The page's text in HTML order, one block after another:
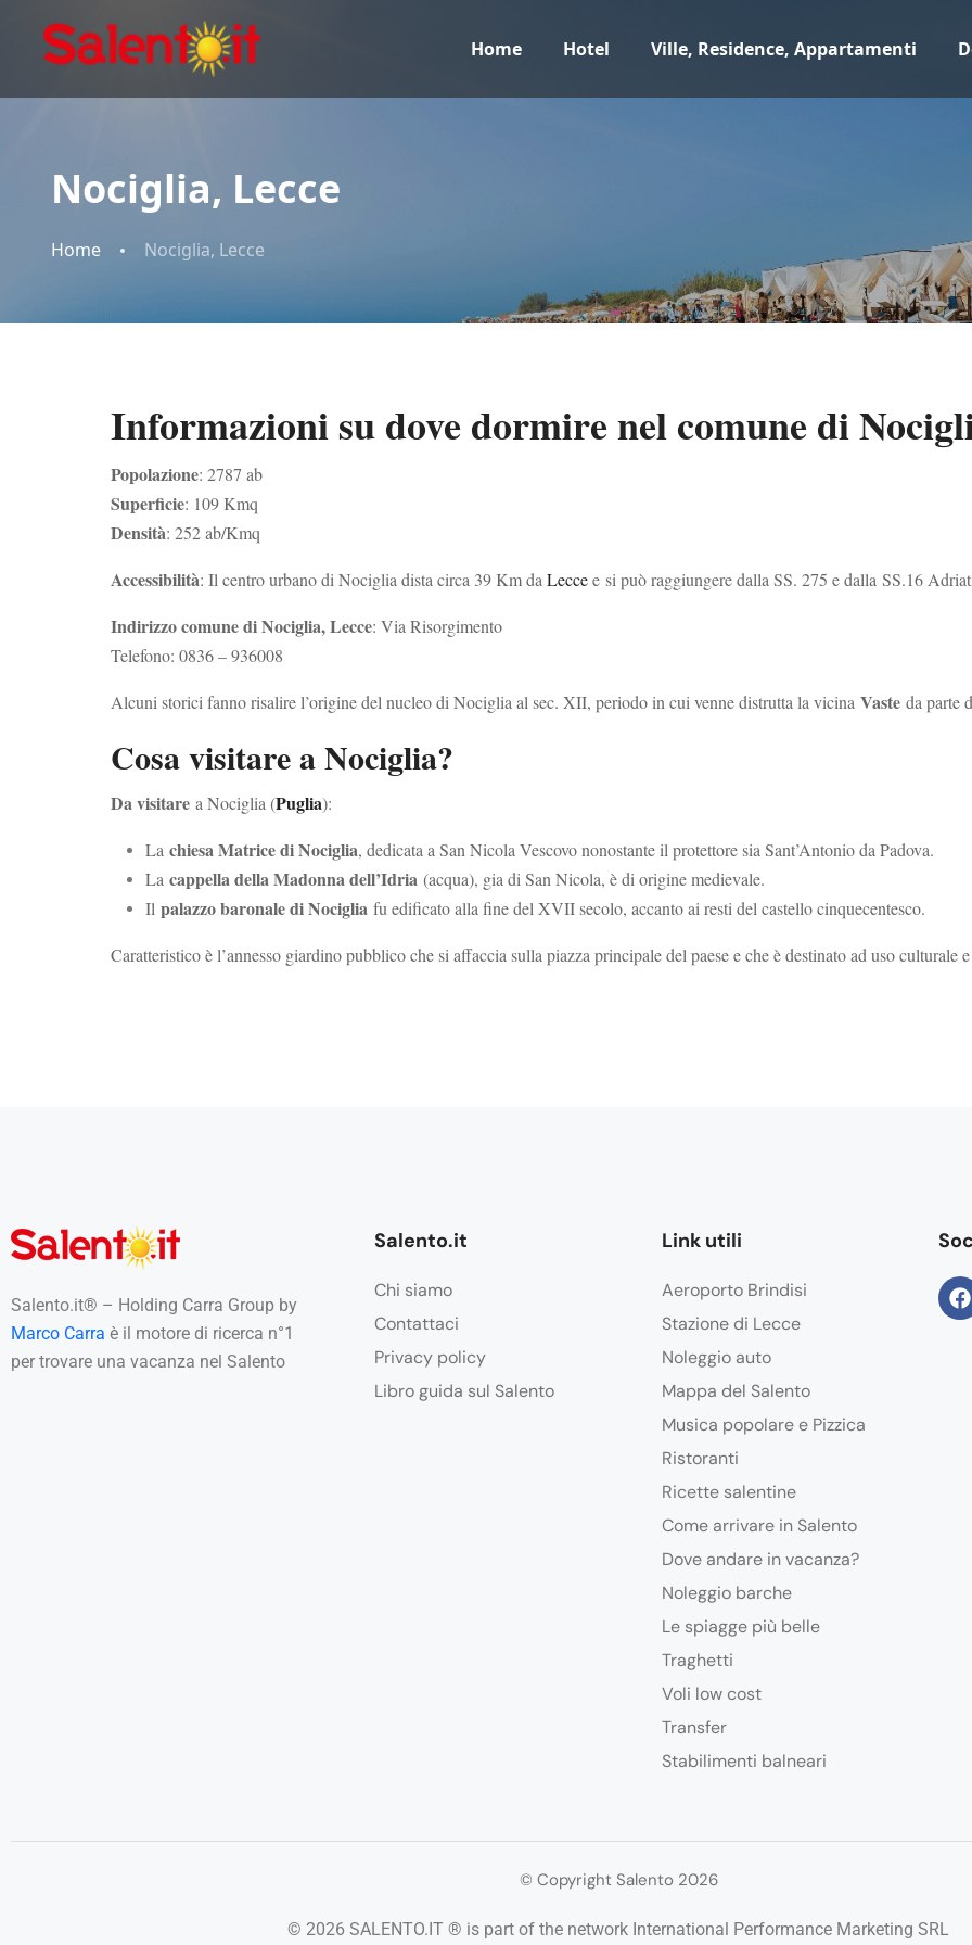
Home Hotel Ville, Residence, Appartamenti
Nociglia, Lecce
Home Nociglia, Lecce
Informazioni su dove dormire nel comune di
Popolazione: 2787 ab
Superficie: 109 Kmq
Densità: 252 ab/Kmq
Accessibilità: Il centro urbano di Nociglia dista circa 39 Km da Leccee si può raggiungere dalla SS. 275 e dalla SS.16
Indirizzo comune di Nociglia, Lecce: Via Risorgimento
Telefono: 0836 – 936008
Alcuni storici fanno risalire l’origine del nucleo di Nociglia al sec. XII, periodo in cui venne distrutta la vicina Vaste da parte
Cosa visitare a Nociglia?
Da visitare a Nociglia (Puglia):
La chiesa Matrice di Nociglia, dedicata a San Nicola Vescovo nonostante il protettore sia Sant’Antonio da Padova.
La cappella della Madonna dell’Idria (acqua), gia di San Nicola, è di origine medievale.
Il palazzo baronale di Nociglia fu edificato alla fine del XVII secolo, accanto ai resti del castello cinquecentesco.
Caratteristico è l’annesso giardino pubblico che si affaccia sulla piazza principale del paese e che è destinato ad uso culturale
Salento.it® – Holding Carra Group by
Marco Carra è il motore di ricerca n°1
per trovare una vacanza nel Salento
Salento.it
Chi siamo
Contattaci
Privacy policy
Libro guida sul Salento
Link utili
Aeroporto Brindisi
Stazione di Lecce
Noleggio auto
Mappa del Salento
Musica popolare e Pizzica
Ristoranti
Ricette salentine
Come arrivare in Salento
Dove andare in vacanza?
Noleggio barche
Le spiagge più belle
Traghetti
Voli low cost
Transfer
Stabilimenti balneari
© Copyright Salento 2026
© 2026 SALENTO.IT ® is part of the network International Performance Marketing SRL